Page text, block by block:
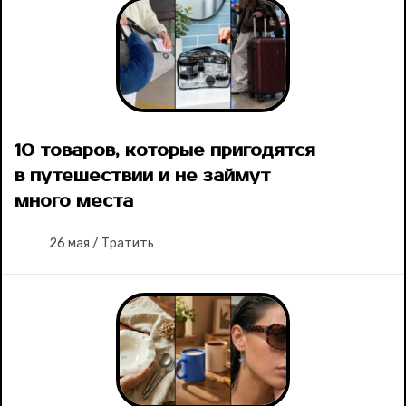
10 товаров, которые пригодятся
в путешествии и не займут
много места
26 мая / Тратить